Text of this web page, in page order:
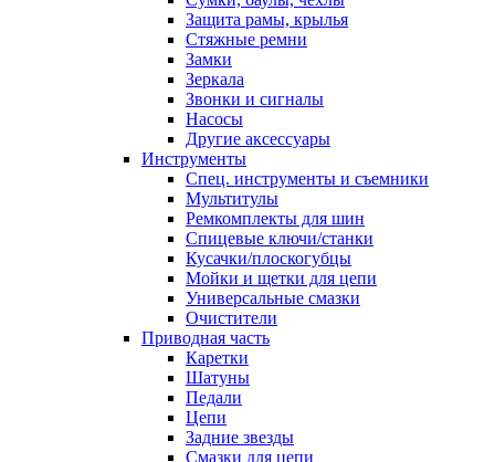
Защита рамы, крылья
Стяжные ремни
Замки
Зеркала
Звонки и сигналы
Насосы
Другие аксессуары
Инструменты
Спец. инструменты и съемники
Мультитулы
Ремкомплекты для шин
Спицевые ключи/станки
Кусачки/плоскогубцы
Мойки и щетки для цепи
Универсальные смазки
Очистители
Приводная часть
Каретки
Шатуны
Педали
Цепи
Задние звезды
Смазки для цепи